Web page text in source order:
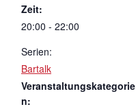
Zeit:
20:00 - 22:00
Serien:
Bartalk
Veranstaltungskategorie
n: